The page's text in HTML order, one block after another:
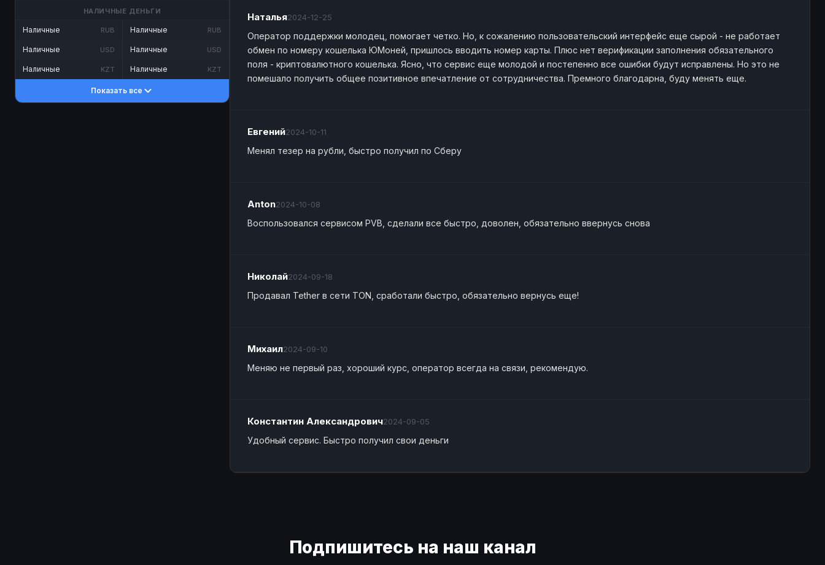
НАЛИЧНЫЕ ДЕНЬГИ
Наличные RUB
Наличные USD
Наличные KZT
Наличные RUB
Наличные USD
Наличные KZT
Показать все
Наталья2024-12-25
Оператор поддержки молодец, помогает четко. Но, к сожалению пользовательский интерфейс еще сырой - не работает
обмен по номеру кошелька ЮМоней, пришлось вводить номер карты. Плюс нет верификации заполнения обязательного
поля - криптовалютного кошелька. Ясно, что сервис еще молодой и постепенно все ошибки будут исправлены. Но это не
помешало получить общее позитивное впечатление от сотрудничества. Премного благодарнa, буду менять еще.
Евгений2024-10-11
Менял тезер на рубли, быстро получил по Сберу
Anton2024-10-08
Воспользовался сервисом PVB, сделали все быстро, доволен, обязательно ввернусь снова
Николай2024-09-18
Продавал Tether в сети TON, сработали быстро, обязательно вернусь еще!
Михаил2024-09-10
Меняю не первый раз, хороший курс, оператор всегда на связи, рекомендую.
Константин Александрович2024-09-05
Удобный сервис. Быстро получил свои деньги
Подпишитесь на наш канал